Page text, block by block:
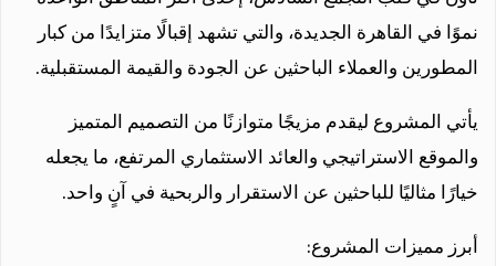
نموًا في القاهرة الجديدة، والتي تشهد إقبالًا متزايدًا من كبار
المطورين والعملاء الباحثين عن الجودة والقيمة المستقبلية.
يأتي المشروع ليقدم مزيجًا متوازنًا من التصميم المتميز
والموقع الاستراتيجي والعائد الاستثماري المرتفع، ما يجعله
خيارًا مثاليًا للباحثين عن الاستقرار والربحية في آنٍ واحد.
أبرز مميزات المشروع: